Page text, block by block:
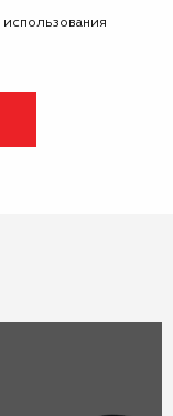
использования